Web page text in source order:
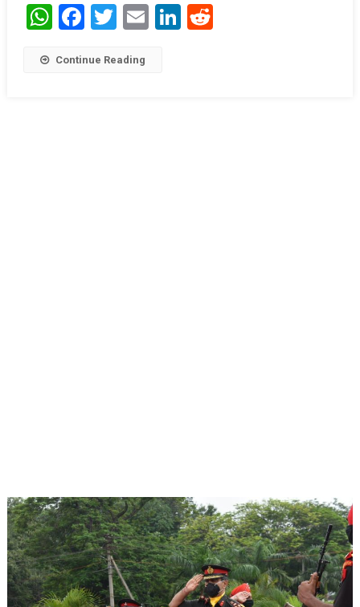
WhatsApp
Facebook
Twitter
EmailLinkedIn
Reddit
Continue Reading